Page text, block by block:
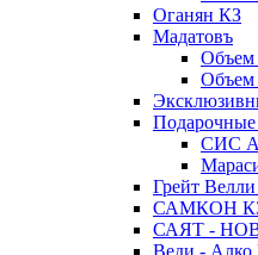
Оганян КЗ
Мадатовъ
Объем
Объем
Подарочные
СИС
Грейт
САМКОН
САЯТ -
Веди -